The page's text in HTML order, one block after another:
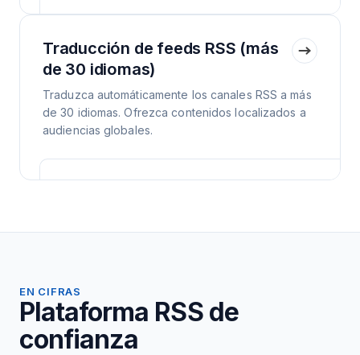
Traducción de feeds RSS (más
de 30 idiomas)
Traduzca automáticamente los canales RSS a más
de 30 idiomas. Ofrezca contenidos localizados a
audiencias globales.
EN CIFRAS
Plataforma RSS de
confianza